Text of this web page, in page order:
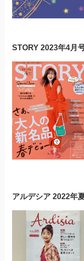
STORY 2023年4月
アルデシア 2022年